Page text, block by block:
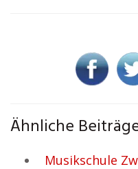
Ähnliche
Musikschule